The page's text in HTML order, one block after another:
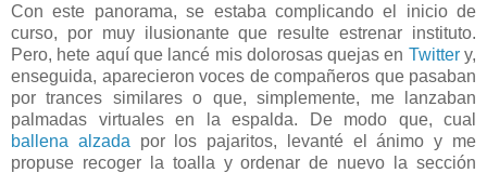
Con este panorama, se estaba complicando el inicio de
curso, por muy ilusionante que resulte estrenar instituto.
Pero, hete aquí que lancé mis dolorosas quejas en Twittery,
enseguida, aparecieron voces de compañeros que pasaban
por trances similares o que, simplemente, me lanzaban
palmadas virtuales en la espalda. De modo que, cual
ballena alzada por los pajaritos, levanté el ánimo y me
propuse recoger la toalla y ordenar de nuevo la sección